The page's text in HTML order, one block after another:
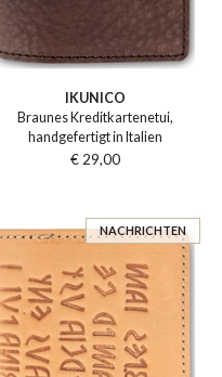
IKUNICO
Braunes Kreditkartenetui,
handgefertigt in Italien
€ 29,00
NACHRICHTEN